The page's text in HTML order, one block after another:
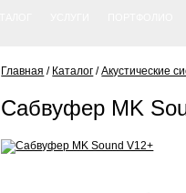
Главная / Каталог /Акустические
Сабвуфер MK